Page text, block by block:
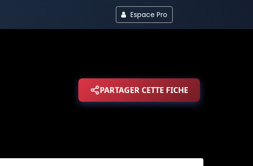
Espace Pro
PARTAGER CETTE FICHE